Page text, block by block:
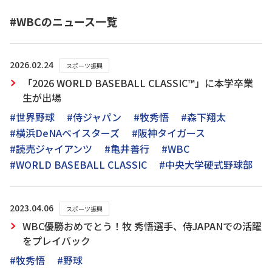
#WBCのニュース一覧
2026.02.24 スポーツ振興
「2026 WORLD BASEBALL CLASSIC™」に本学卒業
生が出場
#世界野球
#侍ジャパン #牧秀悟
#森下翔太
#横浜DeNAベイスターズ
#阪神タイガース
#読売ジャイアンツ
#亀井善行
#WBC
#WORLD BASEBALL CLASSIC
#中央大学硬式野球部
2023.04.06 スポーツ振興
WBC優勝おめでとう！牧 秀悟選手、侍JAPANでの活躍
をプレイバック
#牧秀悟
#野球